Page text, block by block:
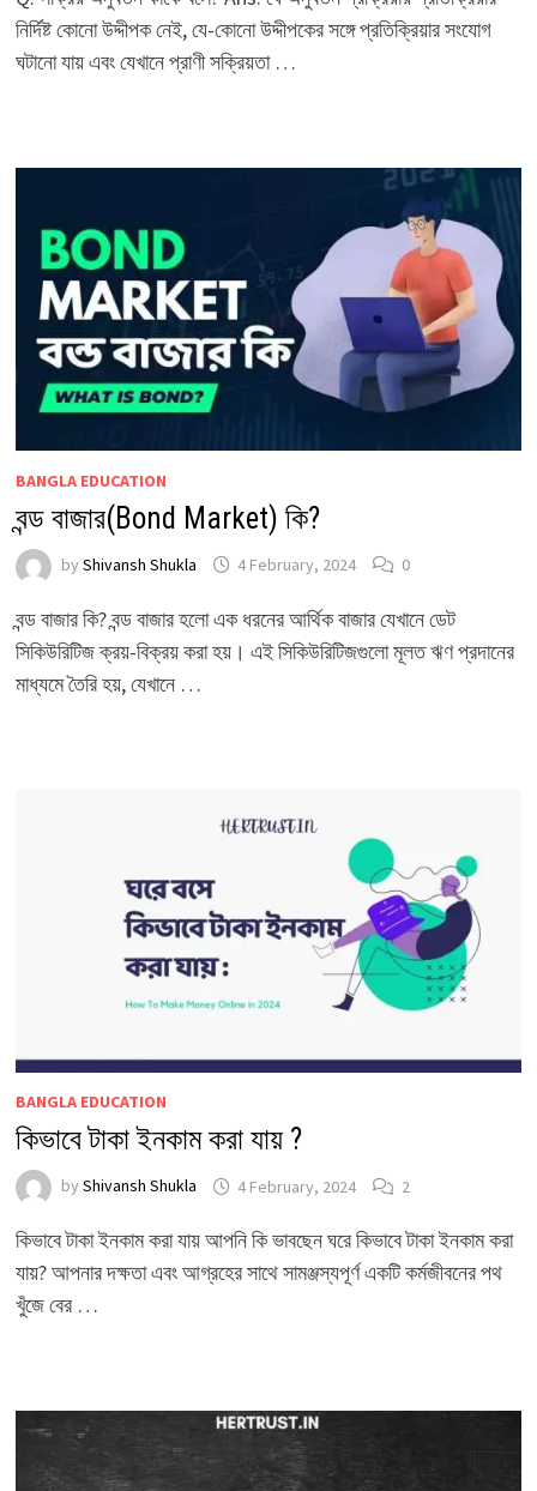
নির্দিষ্ট কোনো উদ্দীপক নেই, যে-কোনো উদ্দীপকের সঙ্গে প্রতিক্রিয়ার সংযোগ
ঘটানো যায় এবং যেখানে প্রাণী সক্রিয়তা …
BANGLA EDUCATION
বন্ড বাজার(Bond Market) কি?
by Shivansh Shukla 4 February, 2024 0
বন্ড বাজার কি? বন্ড বাজার হলো এক ধরনের আর্থিক বাজার যেখানে ডেট
সিকিউরিটিজ ক্রয়-বিক্রয় করা হয়। এই সিকিউরিটিজগুলো মূলত ঋণ প্রদানের
মাধ্যমে তৈরি হয়, যেখানে …
BANGLA EDUCATION
কিভাবে টাকা ইনকাম করা যায় ?
by Shivansh Shukla 4 February, 2024 2
কিভাবে টাকা ইনকাম করা যায় আপনি কি ভাবছেন ঘরে কিভাবে টাকা ইনকাম করা
যায়? আপনার দক্ষতা এবং আগ্রহের সাথে সামঞ্জস্যপূর্ণ একটি কর্মজীবনের পথ
খুঁজে বের …